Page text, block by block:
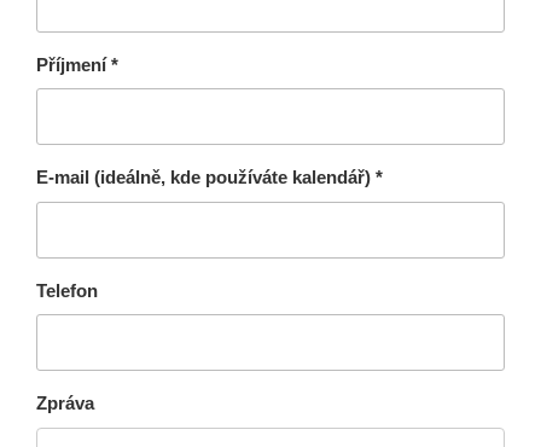
Příjmení *
E-mail (ideálně, kde používáte kalendář) *
Telefon
Zpráva